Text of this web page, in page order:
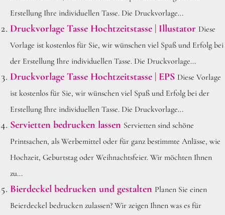
Erstellung Ihre individuellen Tasse. Die Druckvorlage...
Druckvorlage Tasse Hochtzeitstasse | Illustator Diese
Vorlage ist kostenlos für Sie, wir wünschen viel Spaß und Erfolg bei
der Erstellung Ihre individuellen Tasse. Die Druckvorlage...
Druckvorlage Tasse Hochtzeitstasse | EPS Diese Vorlage
ist kostenlos für Sie, wir wünschen viel Spaß und Erfolg bei der
Erstellung Ihre individuellen Tasse. Die Druckvorlage...
Servietten bedrucken lassen Servietten sind schöne
Printsachen, als Werbemittel oder für ganz bestimmte Anlässe, wie
Hochzeit, Geburtstag oder Weihnachtsfeier. Wir möchten Ihnen
zu...
Bierdeckel bedrucken und gestalten Planen Sie einen
Beierdeckel bedrucken zulassen? Wir zeigen Ihnen was es für